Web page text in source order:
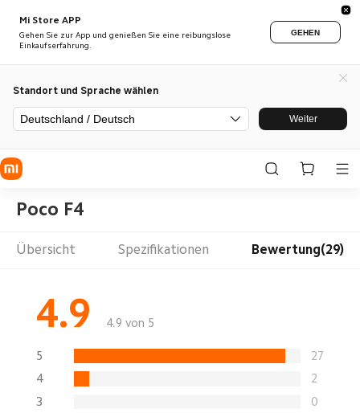
Mi Store APP
Gehen Sie zur App und genießen Sie eine reibungslose
Einkaufserfahrung.
GEHEN
Standort und Sprache wählen
Deutschland / Deutsch Weiter
Poco F4
Übersicht Spezifikationen Bewertung(29)
4.9 4.9 von 5
5
27
4
2
3
0